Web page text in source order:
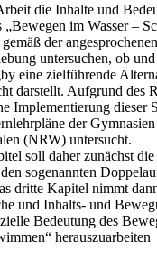
die Inhalte und
„Bewegen im Wasser –
der angesprochenen
untersuchen, ob
eine zielführende
darstellt. Aufgrund des
Implementierung dieser
der
(NRW) untersucht.
soll daher zunächst die
sogenannten
dritte Kapitel nimmt
und Inhalts- und
Bedeutung des
herauszuarbeiten